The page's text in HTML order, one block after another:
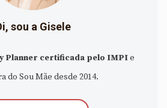
sou a Gisele
Planner certificada pelo IMPIe
do Sou Mãe desde 2014.